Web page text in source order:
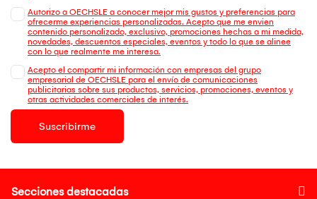
Autorizo a OECHSLE a conocer mejor mis gustos y preferencias para
ofrecerme experiencias personalizadas. Acepto que me envien
contenido personalizado, exclusivo, promociones hechas a mi medida,
novedades, descuentos especiales, eventos y todo lo que se alinee
con lo que realmente me interesa.
Acepto el compartir mi información con empresas del grupo
empresarial de OECHSLE para el envío de comunicaciones
publicitarias sobre sus productos, servicios, promociones, eventos y
otras actividades comerciales de interés.
Suscribirme
Secciones destacadas